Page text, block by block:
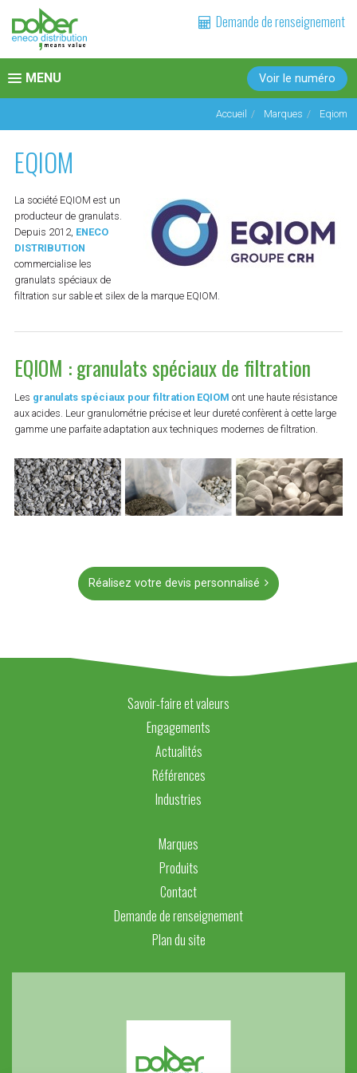
Demande de renseignement
Toggle
navigation
MENU Voir le numéro
Accueil Marques Eqiom
EQIOM
La société EQIOM est un
producteur de granulats.
Depuis 2012, ENECO
DISTRIBUTION
commercialise les
granulats spéciaux de
filtration sur sable et silex de la marque EQIOM.
EQIOM : granulats spéciaux de filtration
Les granulats spéciaux pour filtration EQIOM ont une haute résistance
aux acides. Leur granulométrie précise et leur dureté confèrent à cette large
gamme une parfaite adaptation aux techniques modernes de filtration.
Réalisez votre devis personnalisé
Savoir-faire et valeurs
Engagements
Actualités
Références
Industries
Marques
Produits
Contact
Demande de renseignement
Plan du site